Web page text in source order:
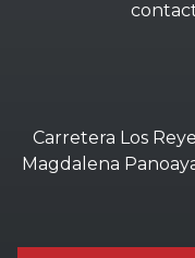
Carretera Los
Magdalena